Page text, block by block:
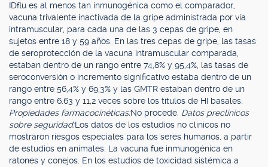
IDflu es al menos tan inmunogénica como el comparador,
vacuna trivalente inactivada de la gripe administrada por vía
intramuscular, para cada una de las 3 cepas de gripe, en
sujetos entre 18 y 59 años. En las tres cepas de gripe, las tasas
de seroprotección de la vacuna intramuscular comparada,
estaban dentro de un rango entre 74,8% y 95,4%, las tasas de
seroconversión o incremento significativo estaba dentro de un
rango entre 56,4% y 69,3% y las GMTR estaban dentro de un
rango entre 6.63 y 11,2 veces sobre los títulos de HI basales.
Propiedades farmacocinéticas:No procede. Datos preclínicos
sobre seguridad:Los datos de los estudios no clínicos no
mostraron riesgos especiales para los seres humanos, a partir
de estudios en animales. La vacuna fue inmunogénica en
ratones y conejos. En los estudios de toxicidad sistémica a